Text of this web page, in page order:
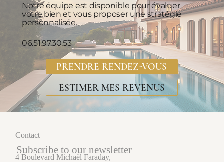
Notre équipe est disponible pour évaluer
votre bien et vous proposer une stratégie
personnalisée.
06.51.97.30.53
PRENDRE RENDEZ-VOUS
ESTIMER MES REVENUS
Subscribe to our newsletter
Contact
4 Boulevard Michaël Faraday,